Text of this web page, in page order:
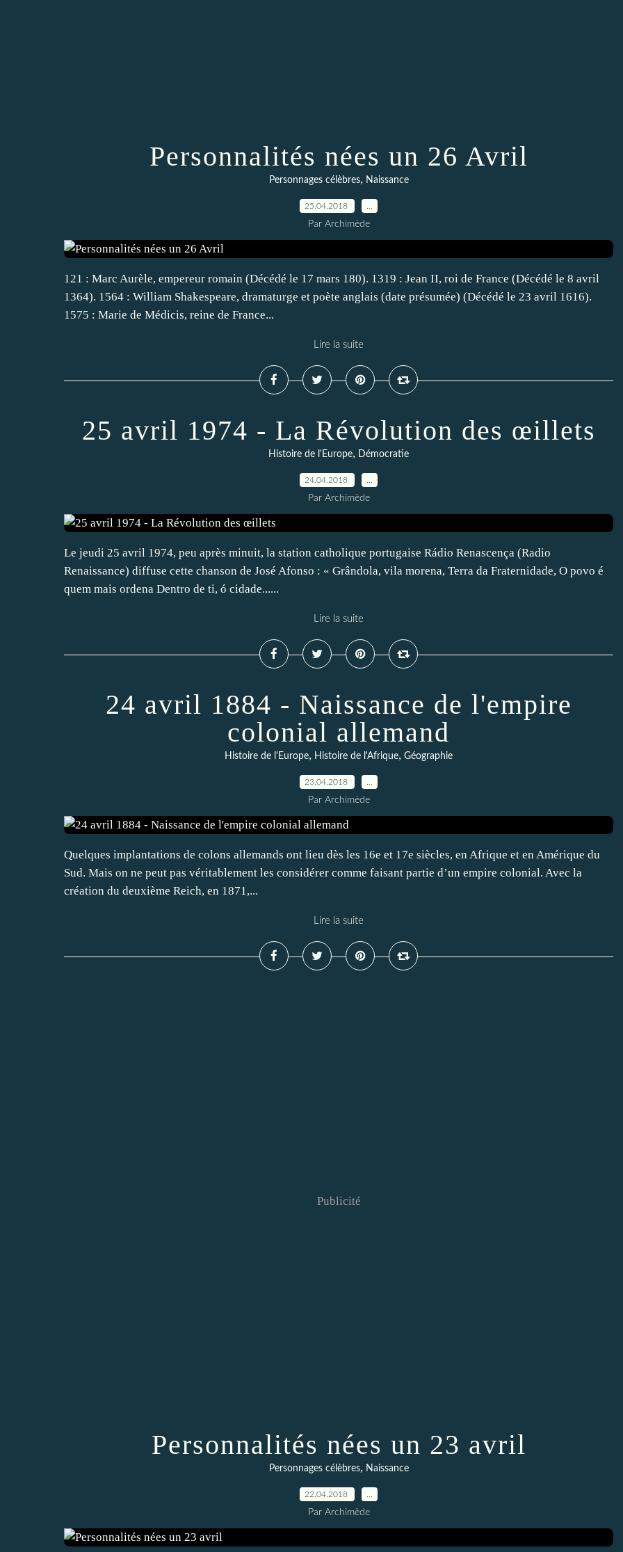
Personnalités nées un 26 Avril
Personnages célèbres, Naissance
25.04.2018
Par Archimède
121 : Marc Aurèle, empereur romain (Décédé le 17 mars 180). 1319 : Jean II, roi de France (Décédé le 8 avril
1364). 1564 : William Shakespeare, dramaturge et poète anglais (date présumée) (Décédé le 23 avril 1616).
1575 : Marie de Médicis, reine de France...
Lire la suite
25 avril 1974 - La Révolution des œillets
Histoire de l'Europe, Démocratie
24.04.2018
Par Archimède
Le jeudi 25 avril 1974, peu après minuit, la station catholique portugaise Rádio Renascença (Radio
Renaissance) diffuse cette chanson de José Afonso : « Grândola, vila morena, Terra da Fraternidade, O povo é
quem mais ordena Dentro de ti, ó cidade......
Lire la suite
24 avril 1884 - Naissance de l'empire
colonial allemand
Histoire de l'Europe, Histoire de l'Afrique, Géographie
23.04.2018
Par Archimède
Quelques implantations de colons allemands ont lieu dès les 16e et 17e siècles, en Afrique et en Amérique du
Sud. Mais on ne peut pas véritablement les considérer comme faisant partie d’un empire colonial. Avec la
création du deuxième Reich, en 1871,...
Lire la suite
Publicité
Personnalités nées un 23 avril
Personnages célèbres, Naissance
22.04.2018
Par Archimède